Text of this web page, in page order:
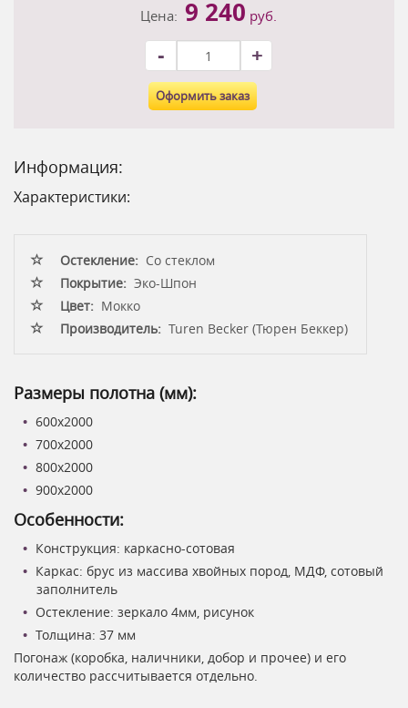
Цена: 9 240 руб.
- +
Оформить заказ
Информация:
Характеристики:
Остекление: Со стеклом
Покрытие: Эко-Шпон
Цвет: Мокко
Производитель: Turen Becker (Тюрен Беккер)
Размеры полотна (мм):
600x2000
700x2000
800x2000
900x2000
Особенности:
Конструкция: каркасно-сотовая
Каркас: брус из массива хвойных пород, МДФ, сотовый
заполнитель
Остекление: зеркало 4мм, рисунок
Толщина: 37 мм
Погонаж (коробка, наличники, добор и прочее) и его
количество рассчитывается отдельно.